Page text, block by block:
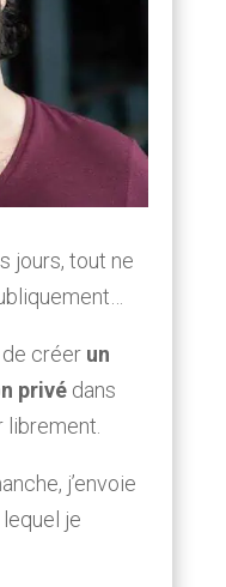
jours, tout ne
de créer un
privé dans
librement.
j’envoie
je